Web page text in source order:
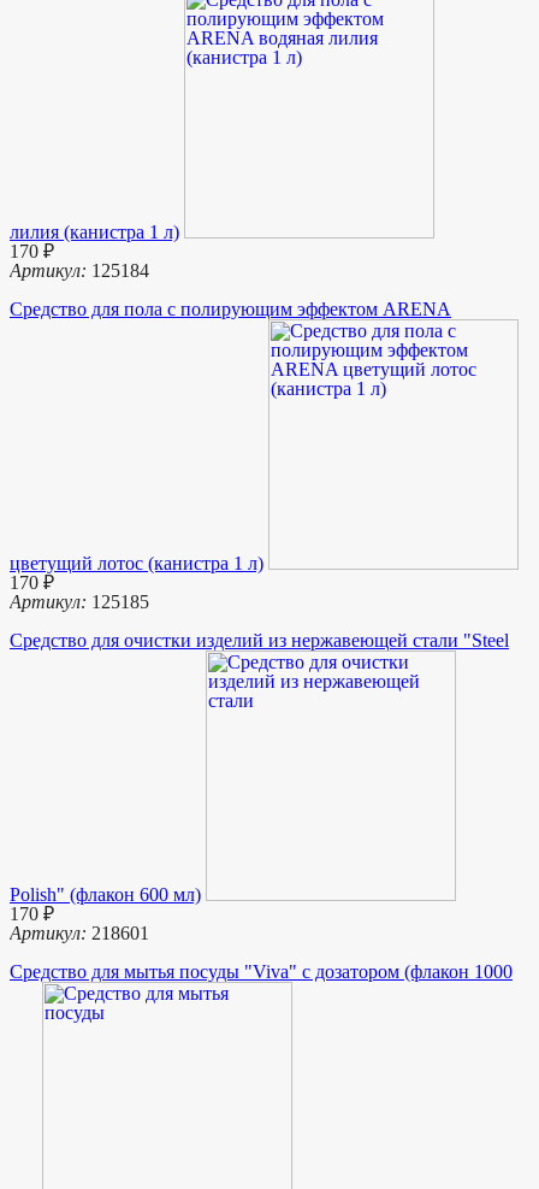
лилия (канистра 1 л)
170 ₽
Артикул: 125184
Средство для пола с полирующим эффектом ARENA
цветущий лотос (канистра 1 л)
170 ₽
Артикул: 125185
Средство для очистки изделий из нержавеющей стали "Steel
Polish" (флакон 600 мл)
170 ₽
Артикул: 218601
Средство для мытья посуды "Viva" c дозатором (флакон 1000